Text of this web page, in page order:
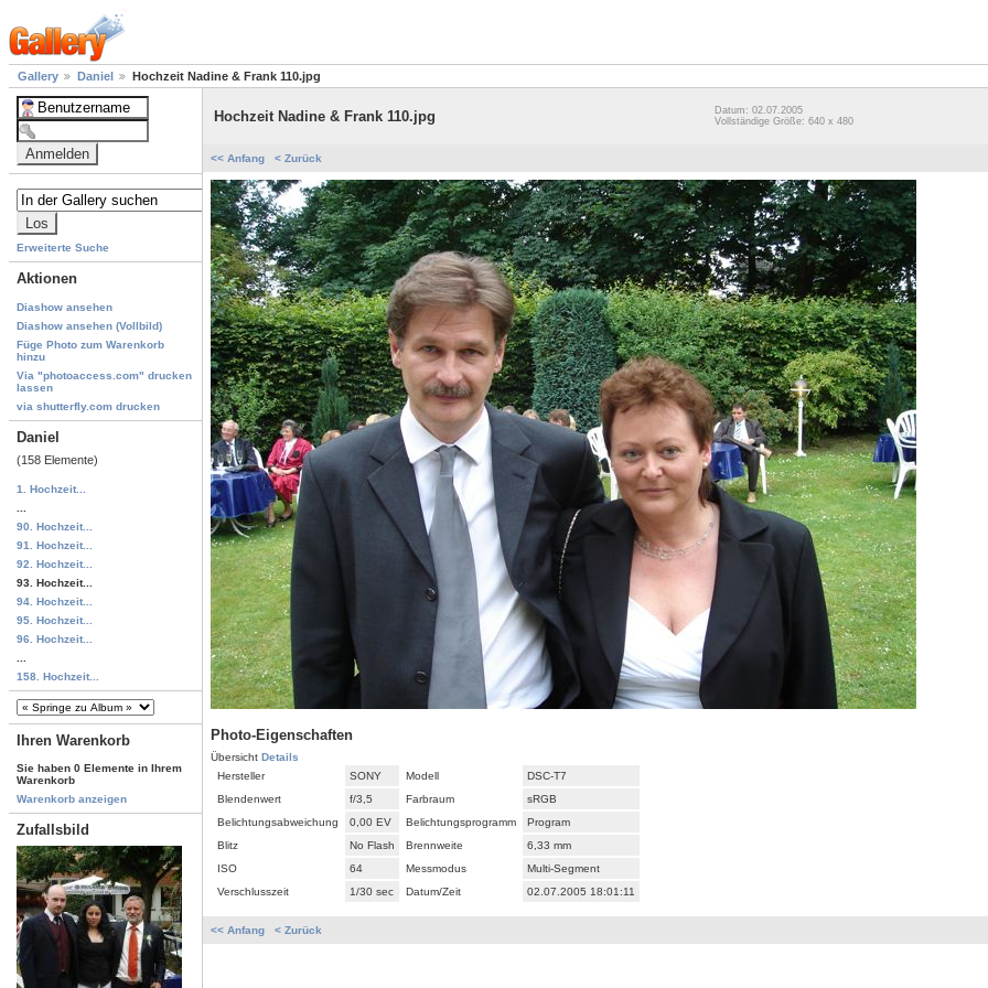
Gallery Daniel Hochzeit Nadine & Frank 110.jpg
Erweiterte Suche
Aktionen
Diashow ansehen
Diashow ansehen (Vollbild)
Füge Photo zum Warenkorb
hinzu
Via "photoaccess.com" drucken
lassen
via shutterfly.com drucken
Daniel
(158 Elemente)
1. Hochzeit...
90. Hochzeit...
91. Hochzeit...
92. Hochzeit...
93. Hochzeit...
94. Hochzeit...
95. Hochzeit...
96. Hochzeit...
158. Hochzeit...
Ihren Warenkorb
Sie haben 0 Elemente in Ihrem
Warenkorb
Warenkorb anzeigen
Zufallsbild
Hochzeit Nadine & Frank 110.jpg
Datum: 02.07.2005
Vollständige Größe: 640 x 480
<< Anfang < Zurück
Photo-Eigenschaften
Übersicht Details
Hersteller
SONY Modell
DSC-T7
Blendenwert
f/3,5 Farbraum
sRGB
Belichtungsabweichung
0,00 EV Belichtungsprogramm
Program
Blitz
No Flash Brennweite
6,33 mm
ISO
64 Messmodus
Multi-Segment
Verschlusszeit
1/30 sec Datum/Zeit 02.07.2005 18:01:11
<< Anfang < Zurück